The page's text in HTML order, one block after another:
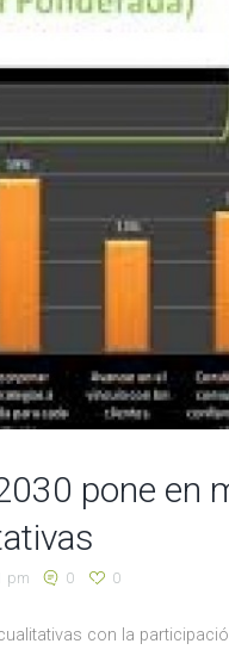
pone en
pm 0 0
con la